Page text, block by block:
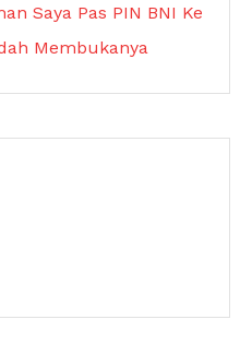
Saya Pas PIN BNI Ke
Membukanya